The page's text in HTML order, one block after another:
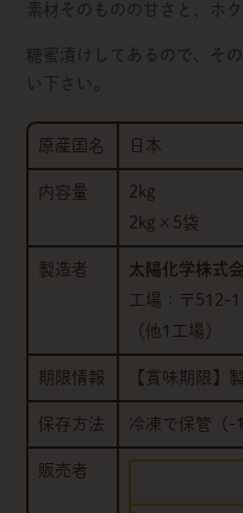
素材そのものの甘さと、ホ
糖蜜漬けしてあるので、そ
い下さい。
原産国名 日本
内容量
2kg
2kg×5袋
製造者
太陽化学株式
工場：〒512-
（他1工場）
期限情報 【賞味期限】
保存方法 冷凍で保管（-
販売者